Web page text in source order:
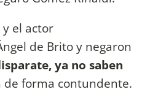
y el actor
de Brito y negaron
ya no saben
de forma contundente.